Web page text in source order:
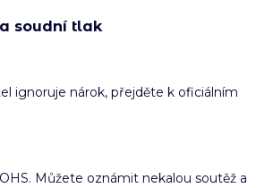
soudní tlak
ignoruje nárok, přejděte k oficiálním
Můžete oznámit nekalou soutěž a